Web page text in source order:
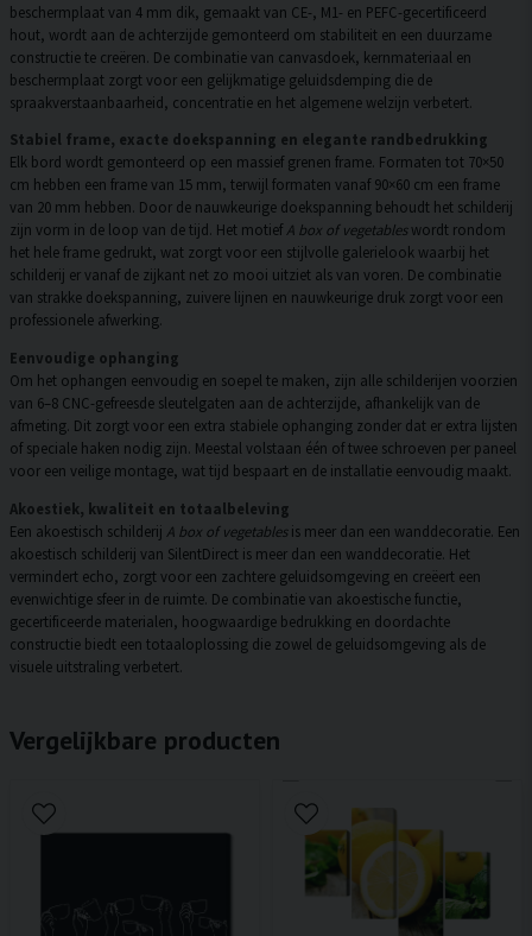
beschermplaat van 4 mm dik, gemaakt van CE-, M1- en PEFC-gecertificeerd
hout, wordt aan de achterzijde gemonteerd om stabiliteit en een duurzame
constructie te creëren. De combinatie van canvasdoek, kernmateriaal en
beschermplaat zorgt voor een gelijkmatige geluidsdemping die de
spraakverstaanbaarheid, concentratie en het algemene welzijn verbetert.
Stabiel frame, exacte doekspanning en elegante randbedrukking
Elk bord wordt gemonteerd op een massief grenen frame. Formaten tot 70×50
cm hebben een frame van 15 mm, terwijl formaten vanaf 90×60 cm een frame
van 20 mm hebben. Door de nauwkeurige doekspanning behoudt het schilderij
zijn vorm in de loop van de tijd. Het motiefA box of vegetableswordt rondom
het hele frame gedrukt, wat zorgt voor een stijlvolle galerielook waarbij het
schilderij er vanaf de zijkant net zo mooi uitziet als van voren. De combinatie
van strakke doekspanning, zuivere lijnen en nauwkeurige druk zorgt voor een
professionele afwerking.
Eenvoudige ophanging
Om het ophangen eenvoudig en soepel te maken, zijn alle schilderijen voorzien
van 6–8 CNC-gefreesde sleutelgaten aan de achterzijde, afhankelijk van de
afmeting. Dit zorgt voor een extra stabiele ophanging zonder dat er extra lijsten
of speciale haken nodig zijn. Meestal volstaan één of twee schroeven per paneel
voor een veilige montage, wat tijd bespaart en de installatie eenvoudig maakt.
Akoestiek, kwaliteit en totaalbeleving
Een akoestisch schilderij A box of vegetablesis meer dan een wanddecoratie. Een
akoestisch schilderij van SilentDirect is meer dan een wanddecoratie. Het
vermindert echo, zorgt voor een zachtere geluidsomgeving en creëert een
evenwichtige sfeer in de ruimte. De combinatie van akoestische functie,
gecertificeerde materialen, hoogwaardige bedrukking en doordachte
constructie biedt een totaaloplossing die zowel de geluidsomgeving als de
visuele uitstraling verbetert.
Vergelijkbare producten